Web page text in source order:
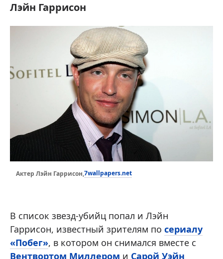
Лэйн Гаррисон
Актер Лэйн Гаррисон,7wallpapers.net
В список звезд-убийц попал и Лэйн
Гаррисон, известный зрителям по сериалу
«Побег», в котором он снимался вместе с
Вентвортом Миллером и Сарой Уэйн